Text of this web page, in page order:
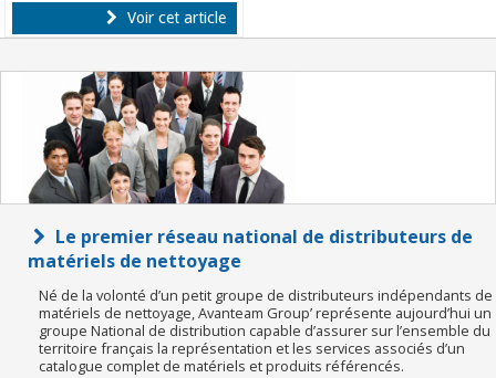
Voir cet article
Le premier réseau national de distributeurs de
matériels de nettoyage
Né de la volonté d’un petit groupe de distributeurs indépendants de
matériels de nettoyage, Avanteam Group’ représente aujourd’hui un
groupe National de distribution capable d’assurer sur l’ensemble du
territoire français la représentation et les services associés d’un
catalogue complet de matériels et produits référencés.